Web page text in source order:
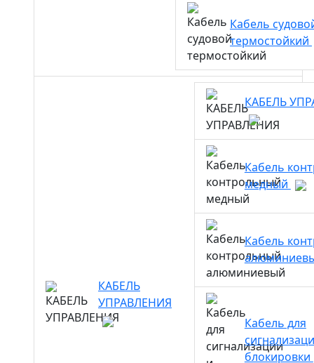
Кабель
термостойкий
КАБЕЛЬ
УПРАВЛЕНИЯ
КАБЕЛЬ
Кабель
медный
Кабель
Кабель для
блокировки